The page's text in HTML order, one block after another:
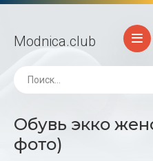
Modnica.club
Обувь экко
фото)